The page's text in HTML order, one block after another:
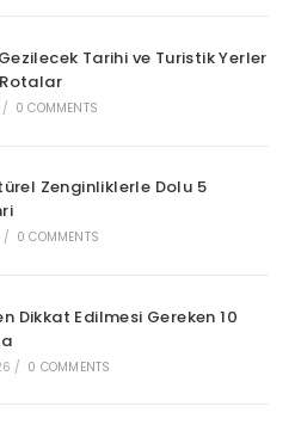
Tarihi ve Turistik Yerler
/ 0 COMMENTS
Zenginliklerle Dolu 5
/ 0 COMMENTS
Dikkat Edilmesi Gereken 10
/ 0 COMMENTS